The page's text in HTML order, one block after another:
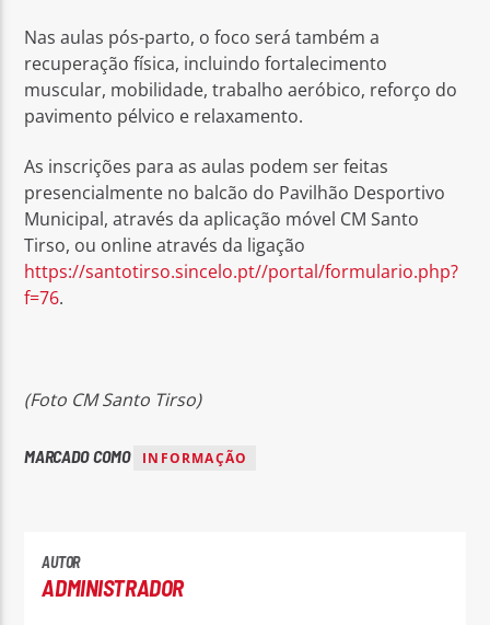
Nas aulas pós-parto, o foco será também a
recuperação física, incluindo fortalecimento
muscular, mobilidade, trabalho aeróbico, reforço do
pavimento pélvico e relaxamento.
As inscrições para as aulas podem ser feitas
presencialmente no balcão do Pavilhão Desportivo
Municipal, através da aplicação móvel CM Santo
Tirso, ou online através da ligação
https://santotirso.sincelo.pt//portal/formulario.php?
f=76.
(Foto CM Santo Tirso)
MARCADO COMO INFORMAÇÃO
AUTOR
ADMINISTRADOR